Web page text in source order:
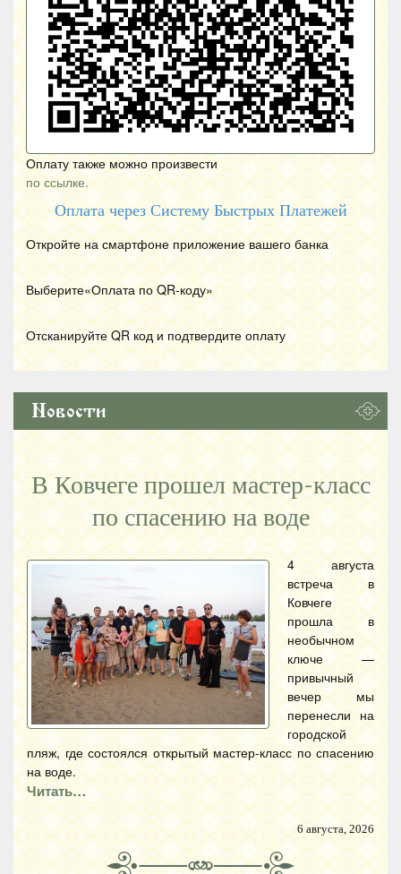
Оплату также можно произвести
по ссылке.
Оплата через Систему Быстрых Платежей
Откройте на смартфоне приложение вашего банка
Выберите«Оплата по QR-коду»
Отсканируйте QR код и подтвердите оплату
Новости
В Ковчеге прошел мастер-класс
по спасению на воде
4 августа
встреча в
Ковчеге
прошла в
необычном
ключе —
привычный
вечер мы
перенесли на
городской
пляж, где состоялся открытый мастер-класс по спасению
на воде.
Читать…
6 августа, 2026